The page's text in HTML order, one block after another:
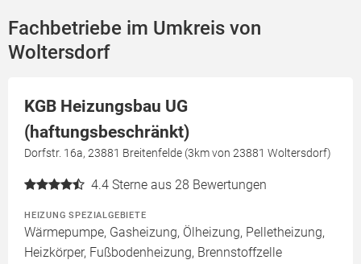
Fachbetriebe im Umkreis von
Woltersdorf
KGB Heizungsbau UG
(haftungsbeschränkt)
Dorfstr. 16a, 23881 Breitenfelde (3km von 23881 Woltersdorf)
4.4 Sterne aus 28 Bewertungen
HEIZUNG SPEZIALGEBIETE
Wärmepumpe, Gasheizung, Ölheizung, Pelletheizung,
Heizkörper, Fußbodenheizung, Brennstoffzelle